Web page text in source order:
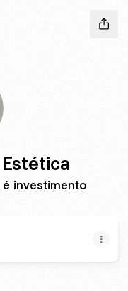
investimento